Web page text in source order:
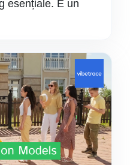
esențiale. E un